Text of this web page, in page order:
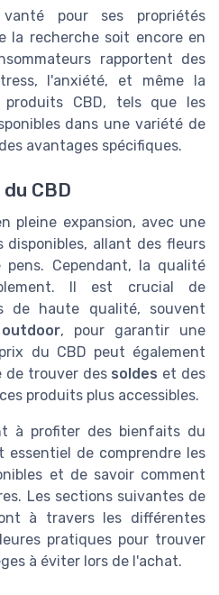
pour ses propriétés
la recherche soit encore en
rapportent des
l'anxiété, et même la
produits CBD, tels que les
dans une variété de
avantages spécifiques.
CBD
pleine expansion, avec une
disponibles, allant des fleurs
Cependant, la qualité
Il est crucial de
de haute qualité, souvent
outdoor, pour garantir une
du CBD peut également
de trouver des soldes et des
produits plus accessibles.
à profiter des bienfaits du
essentiel de comprendre les
et de savoir comment
Les sections suivantes de
à travers les différentes
pratiques pour trouver
à éviter lors de l'achat.